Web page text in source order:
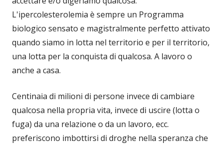
L'ipercolesterolemia è sempre un Programma
biologico sensato e magistralmente perfetto attivato
quando siamo in lotta nel territorio e per il territorio,
una lotta per la conquista di qualcosa. A lavoro o
anche a casa.
Centinaia di milioni di persone invece di cambiare
qualcosa nella propria vita, invece di uscire (lotta o
fuga) da una relazione o da un lavoro, ecc.
preferiscono imbottirsi di droghe nella speranza che